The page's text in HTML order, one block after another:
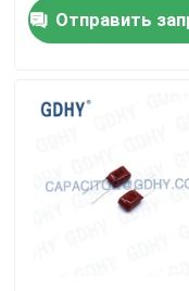
Свяжитесь мы
250V полиэстера
Отправить